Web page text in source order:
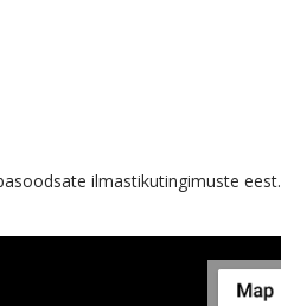
ilmastikutingimuste eest.